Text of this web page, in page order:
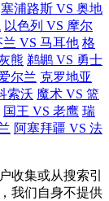
塞浦路斯 VS 奥地
以色列 VS 摩尔
兰 VS 马耳他 格
熊 鹈鹕 VS 勇士
尔兰 克罗地亚
索沃 魔术 VS 篮
国王 VS 老鹰 瑞
阿塞拜疆 VS 法
收集或从搜索引
我们自身不提供